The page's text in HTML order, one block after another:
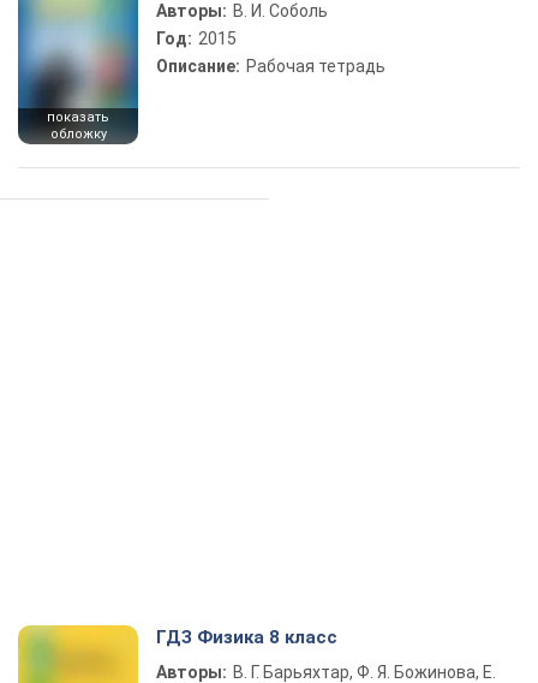
показать
обложку
Авторы: В. И. Соболь
Год: 2015
Описание: Рабочая тетрадь
ГДЗ Физика 8 класс
Авторы: В. Г. Барьяхтар, Ф. Я. Божинова, Е.